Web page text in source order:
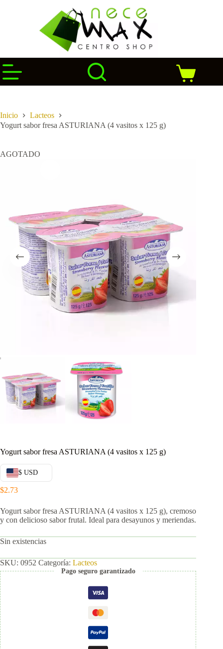
Carro
de
Inicio
Lacteos
Yogurt sabor fresa ASTURIANA (4 vasitos x 125 g)
AGOTADO
Yogurt sabor fresa ASTURIANA (4 vasitos x 125 g)
$ USD
$2.73
Yogurt sabor fresa ASTURIANA (4 vasitos x 125 g), cremoso
y con delicioso sabor frutal. Ideal para desayunos y meriendas.
Sin existencias
SKU: 0952 Categoría: Lacteos
Pago seguro garantizado